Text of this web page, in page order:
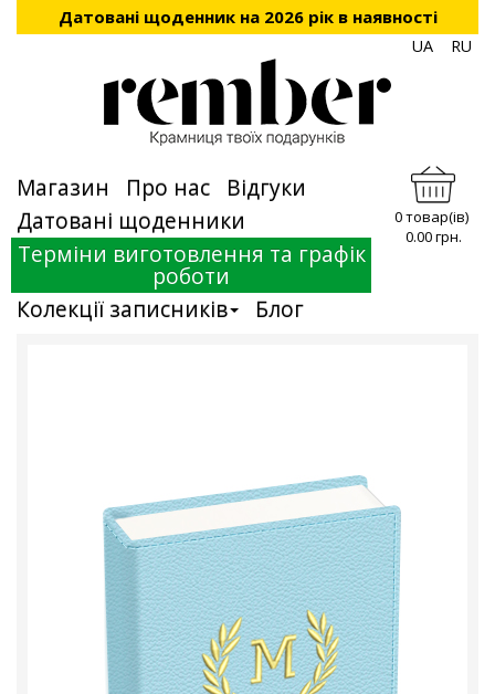
Датовані щоденник на 2026 рік в наявності
UA RU
Магазин Про нас
Відгуки
Датовані щоденники
Терміни виготовлення та графік
роботи
Колекції записників
Блог
0 товар(ів)
0.00 грн.